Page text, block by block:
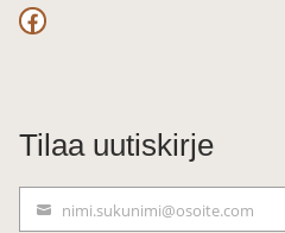
Facebook
Tilaa uutiskirje
nimi.sukunimi@osoite.com